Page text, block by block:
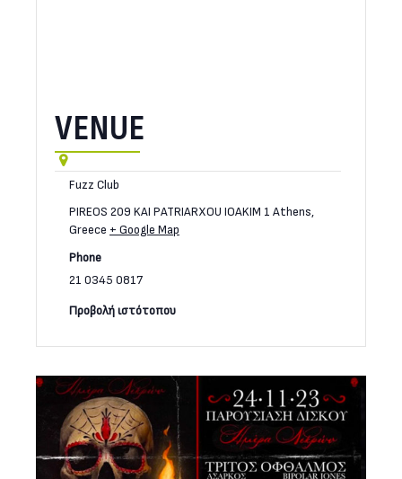
VENUE
Fuzz Club
PIREOS 209 KAI PATRIARXOU IOAKIM 1 Athens,
Greece + Google Map
Phone
21 0345 0817